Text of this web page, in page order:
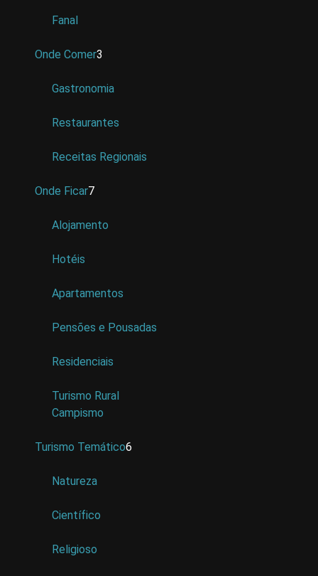
Fanal
Onde Comer3
Gastronomia
Restaurantes
Receitas Regionais
Onde Ficar7
Alojamento
Hotéis
Apartamentos
Pensões e Pousadas
Residenciais
Turismo Rural
Campismo
Turismo Temático6
Natureza
Científico
Religioso